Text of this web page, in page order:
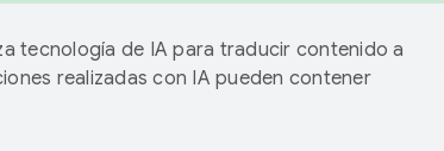
tecnología de IA para traducir contenido a
realizadas con IA pueden contener